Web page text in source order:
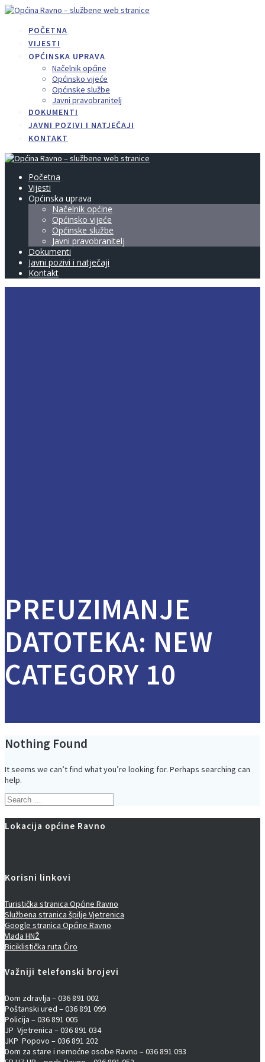
Skip
contentPOČETNA
VIJESTI
OPĆINSKA UPRAVA
Načelnik općine
Općinsko vijeće
Općinske službe
Javni pravobranitelj
DOKUMENTI
JAVNI POZIVI I NATJEČAJI
KONTAKT
Početna
Vijesti
Općinska uprava
Načelnik općine
Općinsko vijeće
Općinske službe
Javni pravobranitelj
Dokumenti
Javni pozivi i natječaji
Kontakt
PREUZIMANJE
DATOTEKA: NEW
CATEGORY 10
Nothing Found
It seems we can’t find what you’re looking for. Perhaps searching can
help.
Search
for:
Lokacija općine Ravno
Korisni linkovi
Turistička stranica Općine Ravno
Službena stranica špilje Vjetrenica
Google stranica Općine Ravno
Vlada HNŽ
Biciklistička ruta Ćiro
Važniji telefonski brojevi
Dom zdravlja – 036 891 002
Poštanski ured – 036 891 099
Policija – 036 891 005
JP Vjetrenica – 036 891 034
JKP Popovo – 036 891 202
Dom za stare i nemoćne osobe Ravno – 036 891 093